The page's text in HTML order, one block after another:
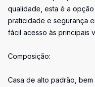
qualidade, esta é a
praticidade e segurança
fácil acesso às principais
Composição:
Casa de alto padrão,